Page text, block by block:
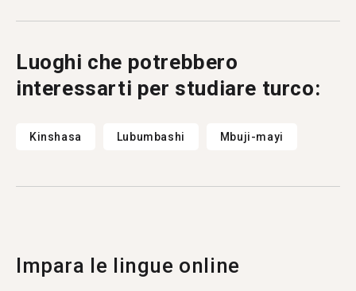
la propria lingua madre. Più di 500.000 persone
di Kananga.
Luoghi che potrebbero
interessarti per studiare turco:
Kinshasa Lubumbashi Mbuji-mayi
Impara le lingue online